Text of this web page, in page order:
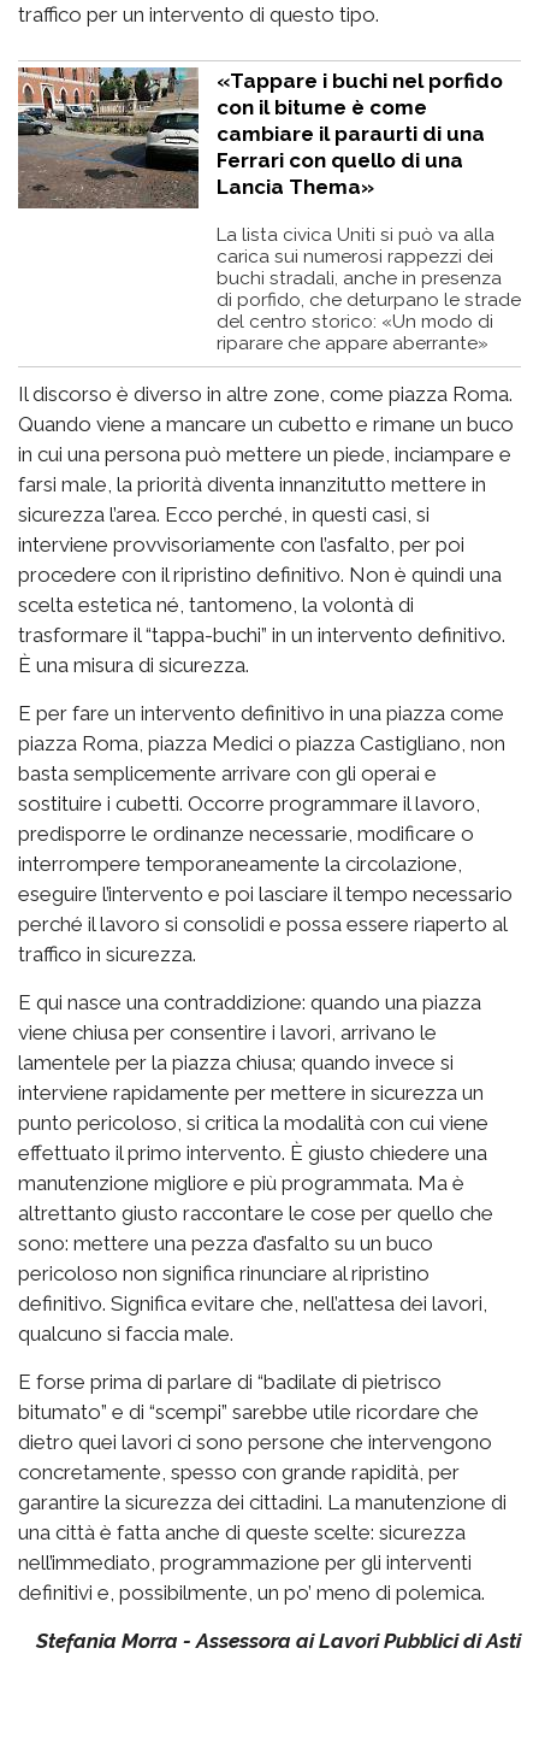
traffico per un intervento di questo tipo.
«Tappare i buchi nel porfido
con il bitume è come
cambiare il paraurti di una
Ferrari con quello di una
Lancia Thema»
La lista civica Uniti si può va alla
carica sui numerosi rappezzi dei
buchi stradali, anche in presenza
di porfido, che deturpano le strade
del centro storico: «Un modo di
riparare che appare aberrante»
Il discorso è diverso in altre zone, come piazza Roma.
Quando viene a mancare un cubetto e rimane un buco
in cui una persona può mettere un piede, inciampare e
farsi male, la priorità diventa innanzitutto mettere in
sicurezza l’area. Ecco perché, in questi casi, si
interviene provvisoriamente con l’asfalto, per poi
procedere con il ripristino definitivo. Non è quindi una
scelta estetica né, tantomeno, la volontà di
trasformare il “tappa-buchi” in un intervento definitivo.
È una misura di sicurezza.
E per fare un intervento definitivo in una piazza come
piazza Roma, piazza Medici o piazza Castigliano, non
basta semplicemente arrivare con gli operai e
sostituire i cubetti. Occorre programmare il lavoro,
predisporre le ordinanze necessarie, modificare o
interrompere temporaneamente la circolazione,
eseguire l’intervento e poi lasciare il tempo necessario
perché il lavoro si consolidi e possa essere riaperto al
traffico in sicurezza.
E qui nasce una contraddizione: quando una piazza
viene chiusa per consentire i lavori, arrivano le
lamentele per la piazza chiusa; quando invece si
interviene rapidamente per mettere in sicurezza un
punto pericoloso, si critica la modalità con cui viene
effettuato il primo intervento. È giusto chiedere una
manutenzione migliore e più programmata. Ma è
altrettanto giusto raccontare le cose per quello che
sono: mettere una pezza d’asfalto su un buco
pericoloso non significa rinunciare al ripristino
definitivo. Significa evitare che, nell’attesa dei lavori,
qualcuno si faccia male.
E forse prima di parlare di “badilate di pietrisco
bitumato” e di “scempi” sarebbe utile ricordare che
dietro quei lavori ci sono persone che intervengono
concretamente, spesso con grande rapidità, per
garantire la sicurezza dei cittadini. La manutenzione di
una città è fatta anche di queste scelte: sicurezza
nell’immediato, programmazione per gli interventi
definitivi e, possibilmente, un po’ meno di polemica.
Stefania Morra - Assessora ai Lavori Pubblici di Asti